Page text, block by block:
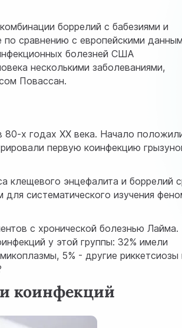
боррелий с бабезиями и
по сравнению с европейскими
болезней США
несколькими заболеваниями,
Повассан.
х годах XX века. Начало
первую коинфекцию
клещевого энцефалита и боррелий
систематического изучения
с хронической болезнью Лайма.
у этой группы: 32% имели
5% - другие риккетсиозы
коинфекций